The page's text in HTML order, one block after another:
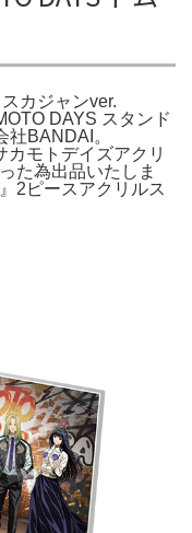
カジャンver.
DAYS スタンド
BANDAI。
モトデイズアクリ
た為出品いたしま
2ピースアクリルス